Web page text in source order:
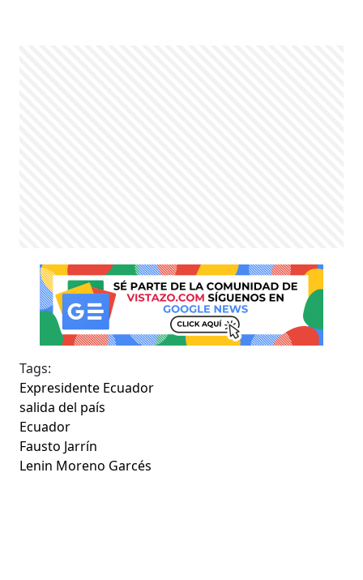
Tags:
Expresidente Ecuador
salida del país
Ecuador
Fausto Jarrín
Lenin Moreno Garcés